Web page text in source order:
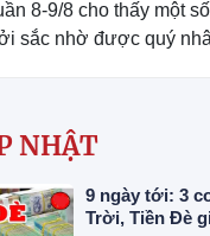
8-9/8 cho thấy một
sắc nhờ được quý
NHẬT
9 ngày tới: 3
Trời, Tiền Đè